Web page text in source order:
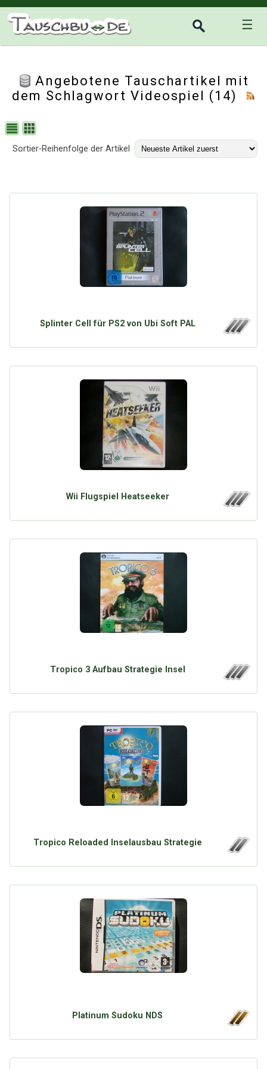
☰
Angebotene Tauschartikel mit
dem Schlagwort Videospiel (14)
Sortier-Reihenfolge der Artikel
Splinter Cell für PS2 von Ubi Soft PAL
Wii Flugspiel Heatseeker
Tropico 3 Aufbau Strategie Insel
Tropico Reloaded Inselausbau Strategie
Platinum Sudoku NDS